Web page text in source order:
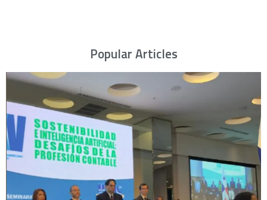
Popular Articles